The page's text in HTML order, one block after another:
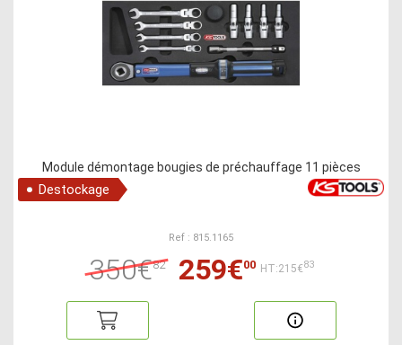
Module démontage bougies de préchauffage 11 pièces
Destockage
Ref : 815.1165
350€82 259€00 HT:215€83